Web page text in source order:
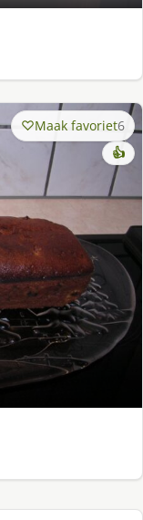
Maak favoriet6
👍